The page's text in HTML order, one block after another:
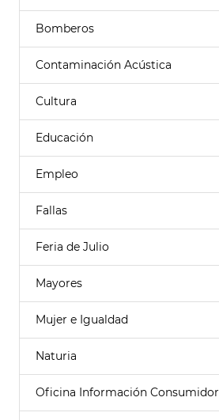
Bomberos
Contaminación Acústica
Cultura
Educación
Empleo
Fallas
Feria de Julio
Mayores
Mujer e Igualdad
Naturia
Oficina Información Consumidor